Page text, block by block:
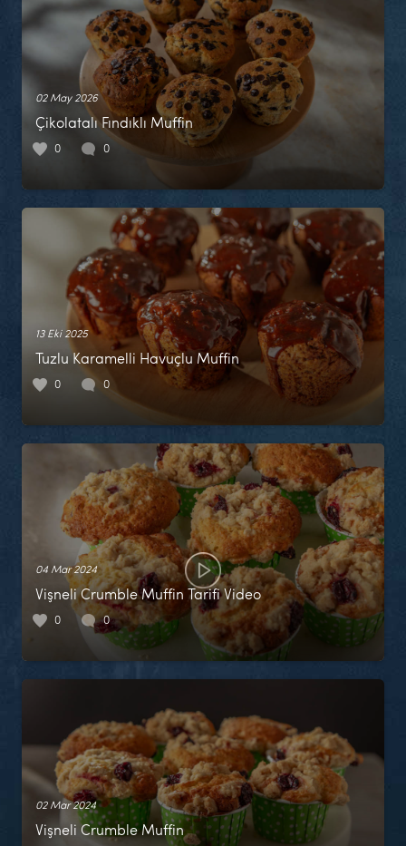
02 May 2026
Çikolatalı Fındıklı Muffin
0 0
13 Eki 2025
Tuzlu Karamelli Havuçlu Muffin
0 0
04 Mar 2024
Vişneli Crumble Muffin Tarifi Video
0 0
02 Mar 2024
Vişneli Crumble Muffin